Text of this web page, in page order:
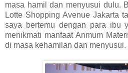
masa hamil dan menyusui dulu.
Lotte Shopping Avenue Jakarta
saya bertemu dengan para ibu
menikmati manfaat Anmum
di masa kehamilan dan menyusui.